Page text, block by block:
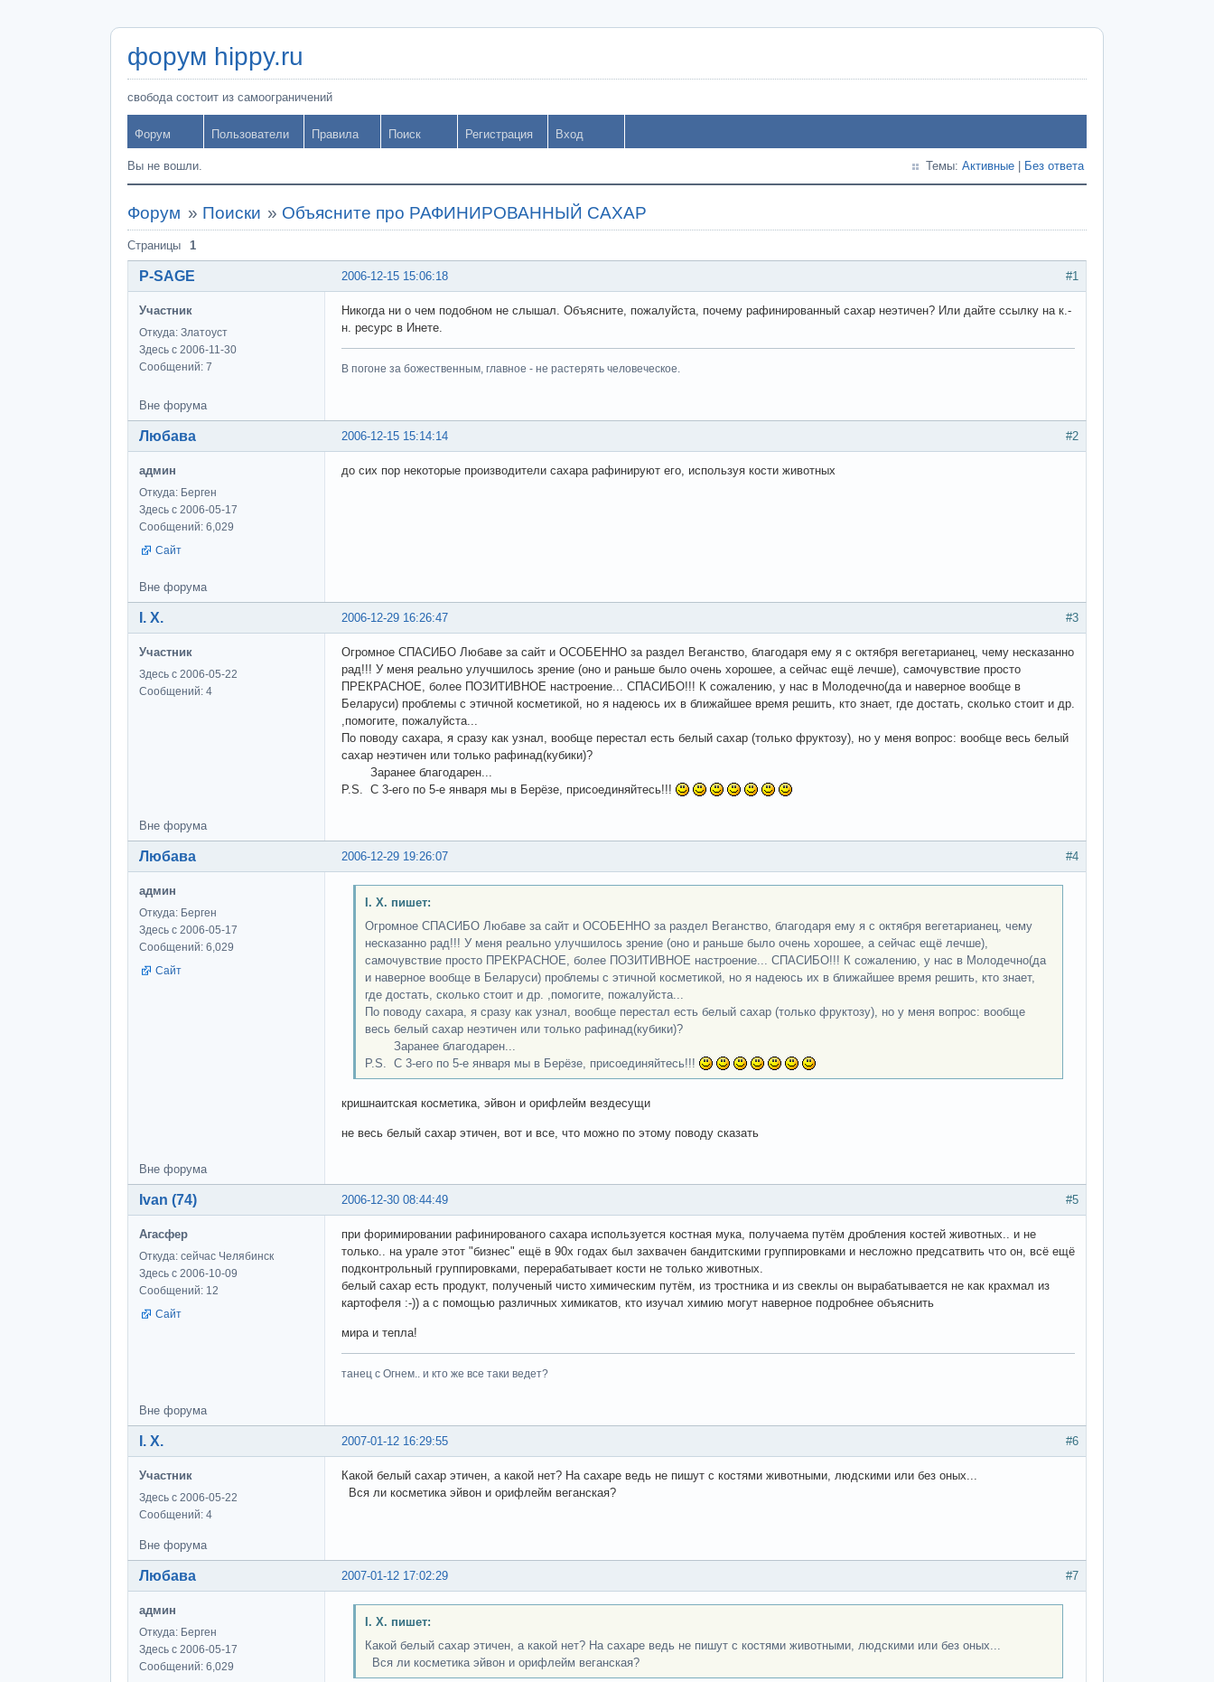
форум hippy.ru
свобода состоит из самоограничений
Форум Пользователи Правила Поиск Регистрация Вход
Вы не вошли. Темы: Активные Без ответа
Форум » Поиски » Объясните про РАФИНИРОВАННЫЙ САХАР
Страницы 1
#1
2006-12-15 15:06:18
P-SAGE
Участник
Откуда: Златоуст
Здесь с 2006-11-30
Сообщений: 7
Никогда ни о чем подобном не слышал. Объясните, пожалуйста, почему рафинированный сахар неэтичен? Или дайте ссылку на к.-
н. ресурс в Инете.
В погоне за божественным, главное - не растерять человеческое.
Вне форума
#2
2006-12-15 15:14:14
Любава
админ
Откуда: Берген
Здесь с 2006-05-17
Сообщений: 6,029
Сайт
до сих пор некоторые производители сахара рафинируют его, используя кости животных
Вне форума
#3
2006-12-29 16:26:47
І. Х.
Участник
Здесь с 2006-05-22
Сообщений: 4
Огромное СПАСИБО Любаве за сайт и ОСОБЕННО за раздел Веганство, благодаря ему я с октября вегетарианец, чему несказанно
рад!!! У меня реально улучшилось зрение (оно и раньше было очень хорошее, а сейчас ещё лечше), самочувствие просто
ПРЕКРАСНОЕ, более ПОЗИТИВНОЕ настроение... СПАСИБО!!! К сожалению, у нас в Молодечно(да и наверное вообще в
Беларуси) проблемы с этичной косметикой, но я надеюсь их в ближайшее время решить, кто знает, где достать, сколько стоит и др.
,помогите, пожалуйста...
По поводу сахара, я сразу как узнал, вообще перестал есть белый сахар (только фруктозу), но у меня вопрос: вообще весь белый
сахар неэтичен или только рафинад(кубики)?
Заранее благодарен...
P.S. C 3-его по 5-е января мы в Берёзе, присоединяйтесь!!!
Вне форума
#4
2006-12-29 19:26:07
Любава
админ
Откуда: Берген
Здесь с 2006-05-17
Сообщений: 6,029
Сайт
І. Х. пишет:
Огромное СПАСИБО Любаве за сайт и ОСОБЕННО за раздел Веганство, благодаря ему я с октября вегетарианец, чему
несказанно рад!!! У меня реально улучшилось зрение (оно и раньше было очень хорошее, а сейчас ещё лечше),
самочувствие просто ПРЕКРАСНОЕ, более ПОЗИТИВНОЕ настроение... СПАСИБО!!! К сожалению, у нас в Молодечно(да
и наверное вообще в Беларуси) проблемы с этичной косметикой, но я надеюсь их в ближайшее время решить, кто знает,
где достать, сколько стоит и др. ,помогите, пожалуйста...
По поводу сахара, я сразу как узнал, вообще перестал есть белый сахар (только фруктозу), но у меня вопрос: вообще
весь белый сахар неэтичен или только рафинад(кубики)?
Заранее благодарен...
P.S. C 3-его по 5-е января мы в Берёзе, присоединяйтесь!!!
кришнаитская косметика, эйвон и орифлейм вездесущи
не весь белый сахар этичен, вот и все, что можно по этому поводу сказать
Вне форума
#5
2006-12-30 08:44:49
Ivan (74)
Агасфер
Откуда: сейчас Челябинск
Здесь с 2006-10-09
Сообщений: 12
Сайт
при форимировании рафинированого сахара используется костная мука, получаема путём дробления костей животных.. и не
только.. на урале этот "бизнес" ещё в 90х годах был захвачен бандитскими группировками и несложно предсатвить что он, всё ещё
подконтрольный группировками, перерабатывает кости не только животных.
белый сахар есть продукт, полученый чисто химическим путём, из тростника и из свеклы он вырабатывается не как крахмал из
картофеля :-)) а с помощью различных химикатов, кто изучал химию могут наверное подробнее объяснить
мира и тепла!
танец с Огнем.. и кто же все таки ведет?
Вне форума
#6
2007-01-12 16:29:55
І. Х.
Участник
Здесь с 2006-05-22
Сообщений: 4
Какой белый сахар этичен, а какой нет? На сахаре ведь не пишут с костями животными, людскими или без оных...
Вся ли косметика эйвон и орифлейм веганская?
Вне форума
#7
2007-01-12 17:02:29
Любава
админ
Откуда: Берген
Здесь с 2006-05-17
Сообщений: 6,029
І. Х. пишет:
Какой белый сахар этичен, а какой нет? На сахаре ведь не пишут с костями животными, людскими или без оных...
Вся ли косметика эйвон и орифлейм веганская?